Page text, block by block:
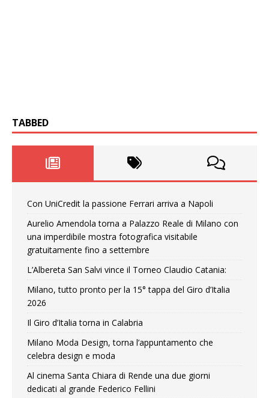
TABBED
Con UniCredit la passione Ferrari arriva a Napoli
Aurelio Amendola torna a Palazzo Reale di Milano con
una imperdibile mostra fotografica visitabile
gratuitamente fino a settembre
L’Albereta San Salvi vince il Torneo Claudio Catania:
Milano, tutto pronto per la 15° tappa del Giro d’Italia
2026
Il Giro d’Italia torna in Calabria
Milano Moda Design, torna l’appuntamento che
celebra design e moda
Al cinema Santa Chiara di Rende una due giorni
dedicati al grande Federico Fellini